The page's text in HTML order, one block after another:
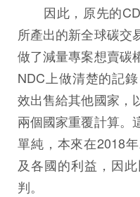
因此，原先的
所產出的新全球碳交
做了減量專案想賣碳
NDC上做清楚的記
效出售給其他國家，
兩個國家重覆計算。
單純，本來在2018
及各國的利益，因
判。